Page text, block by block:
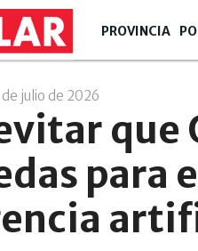
PROVINCIA
julio de 2026
que
para